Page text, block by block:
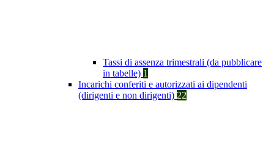
Tassi di assenza trimestrali (da pubblicare
in tabelle) 1
Incarichi conferiti e autorizzati ai dipendenti
(dirigenti e non dirigenti) 22